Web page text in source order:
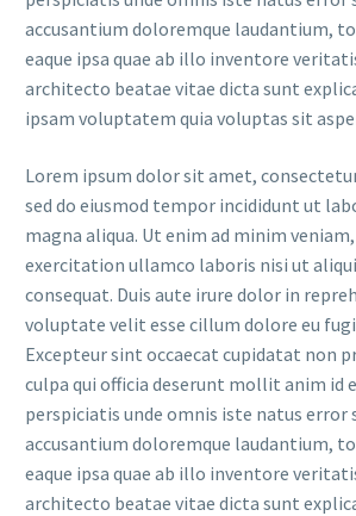
accusantium doloremque laudantium,
eaque ipsa quae ab illo inventore
architecto beatae vitae dicta sunt
ipsam voluptatem quia voluptas sit
Lorem ipsum dolor sit amet,
sed do eiusmod tempor incididunt ut
magna aliqua. Ut enim ad minim
exercitation ullamco laboris nisi ut
consequat. Duis aute irure dolor in
voluptate velit esse cillum dolore eu
Excepteur sint occaecat cupidatat non
culpa qui officia deserunt mollit anim id
perspiciatis unde omnis iste natus
accusantium doloremque laudantium,
eaque ipsa quae ab illo inventore
architecto beatae vitae dicta sunt